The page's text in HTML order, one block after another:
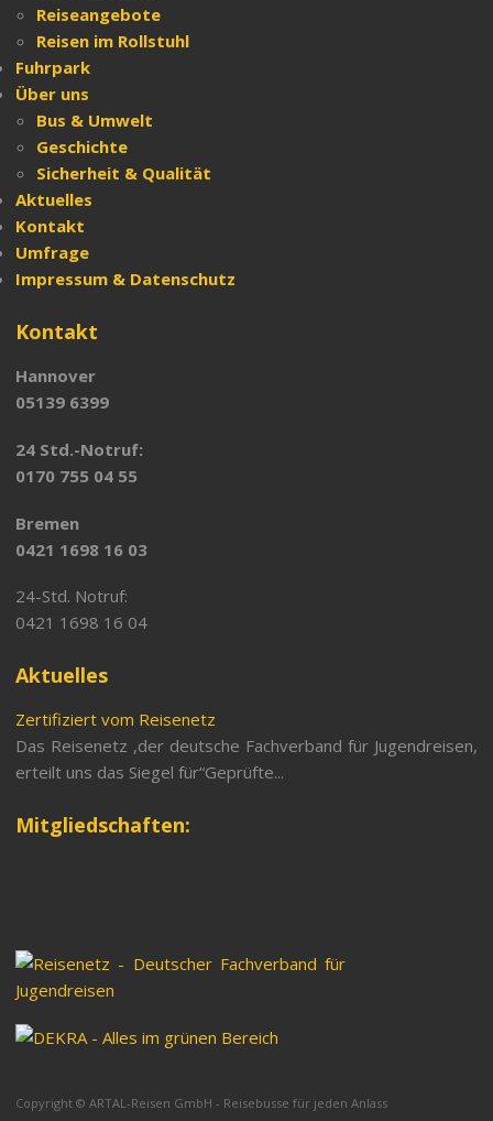
Reiseangebote
Reisen im Rollstuhl
Fuhrpark
Über uns
Bus & Umwelt
Geschichte
Sicherheit & Qualität
Aktuelles
Kontakt
Umfrage
Impressum & Datenschutz
Kontakt
Hannover
05139 6399
24 Std.-Notruf:
0170 755 04 55
Bremen
0421 1698 16 03
24-Std. Notruf:
0421 1698 16 04
Aktuelles
Zertifiziert vom Reisenetz
Das Reisenetz ,der deutsche Fachverband für Jugendreisen,
erteilt uns das Siegel für“Geprüfte...
Mitgliedschaften:
Copyright © ARTAL-Reisen GmbH - Reisebusse für jeden Anlass